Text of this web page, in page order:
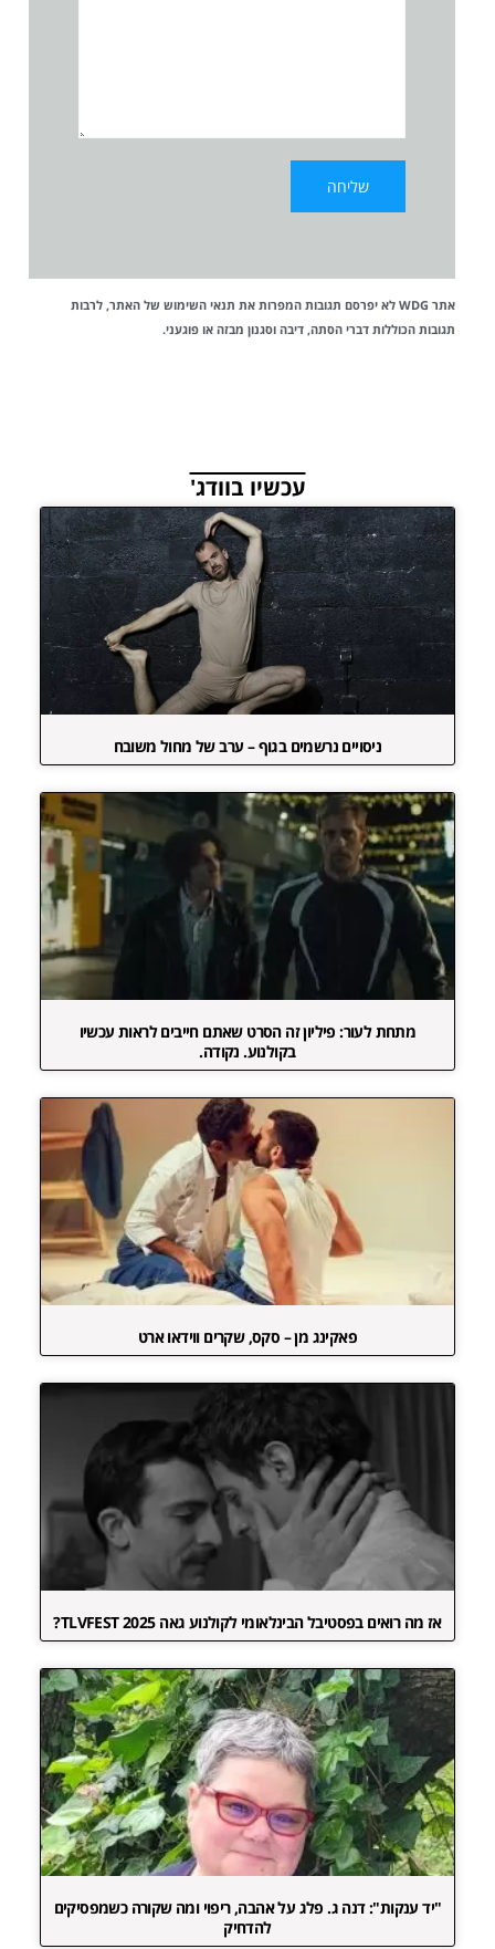
אתר WDG לא יפרסם תגובות המפרות את תנאי השימוש של האתר, לרבות
תגובות הכוללות דברי הסתה, דיבה וסגנון מבזה או פוגעני.
עכשיו בוודג'
ניסויים נרשמים בגוף – ערב של מחול משובח
מתחת לעור: פיליון זה הסרט שאתם חייבים לראות עכשיו
בקולנוע. נקודה.
פאקינג מן – סקס, שקרים ווידאו ארט
אז מה רואים בפסטיבל הבינלאומי לקולנוע גאה TLVFEST 2025?
"יד ענקות": דנה ג. פלג על אהבה, ריפוי ומה שקורה כשמפסיקים
להדחיק